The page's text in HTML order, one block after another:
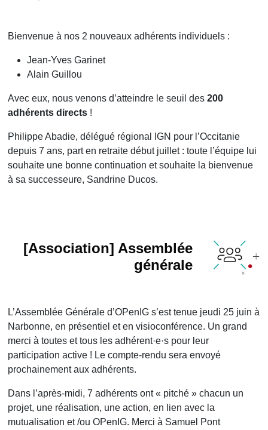
Bienvenue à nos 2 nouveaux adhérents individuels :
Jean-Yves Garinet
Alain Guillou
Avec eux, nous venons d’atteindre le seuil des 200
adhérents directs !
Philippe Abadie, délégué régional IGN pour l’Occitanie
depuis 7 ans, part en retraite début juillet : toute l’équipe lui
souhaite une bonne continuation et souhaite la bienvenue
à sa successeure, Sandrine Ducos.
[Association] Assemblée
générale
L’Assemblée Générale d’OPenIG s’est tenue jeudi 25 juin à
Narbonne, en présentiel et en visioconférence. Un grand
merci à toutes et tous les adhérent·e·s pour leur
participation active ! Le compte-rendu sera envoyé
prochainement aux adhérents.
Dans l’après-midi, 7 adhérents ont « pitché » chacun un
projet, une réalisation, une action, en lien avec la
mutualisation et /ou OPenIG. Merci à Samuel Pont